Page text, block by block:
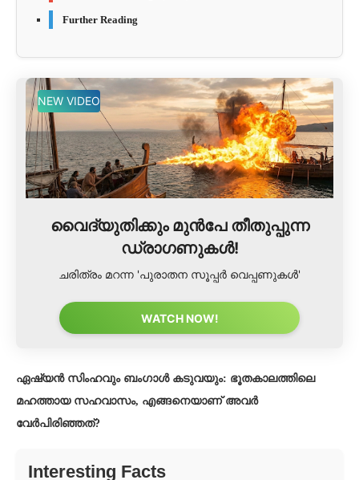
Further Reading
NEW VIDEO
വൈദ്യുതിക്കും മുൻപേ തീതുപ്പുന്ന
ഡ്രാഗണുകൾ!
ചരിത്രം മറന്ന 'പുരാതന സൂപ്പർ വെപ്പണുകൾ'
WATCH NOW!
ഏഷ്യൻ സിംഹവും ബംഗാൾ കടുവയും: ഭൂതകാലത്തിലെ
മഹത്തായ സഹവാസം, എങ്ങനെയാണ് അവർ
വേർപിരിഞ്ഞത്?
Interesting Facts